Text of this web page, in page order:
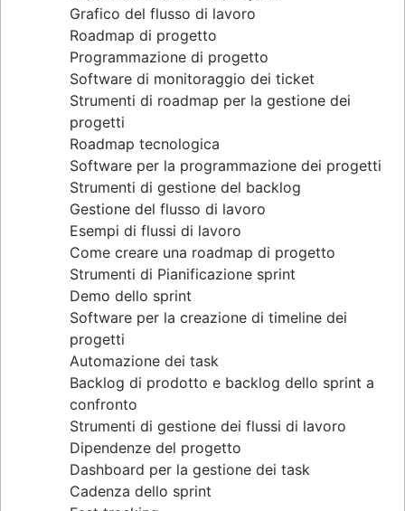
Grafico del flusso di lavoro
Roadmap di progetto
Programmazione di progetto
Software di monitoraggio dei ticket
Strumenti di roadmap per la gestione dei
progetti
Roadmap tecnologica
Software per la programmazione dei progetti
Strumenti di gestione del backlog
Gestione del flusso di lavoro
Esempi di flussi di lavoro
Come creare una roadmap di progetto
Strumenti di Pianificazione sprint
Demo dello sprint
Software per la creazione di timeline dei
progetti
Automazione dei task
Backlog di prodotto e backlog dello sprint a
confronto
Strumenti di gestione dei flussi di lavoro
Dipendenze del progetto
Dashboard per la gestione dei task
Cadenza dello sprint